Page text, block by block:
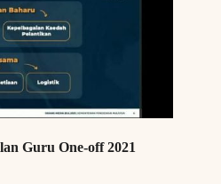
Guru One-off 2021